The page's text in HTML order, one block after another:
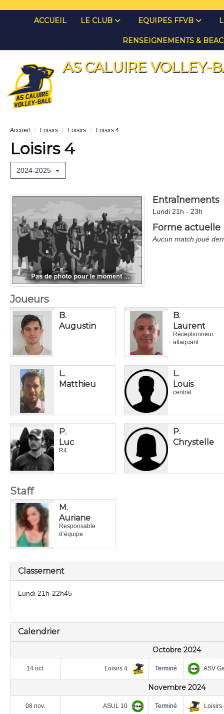
ACCUEIL LE CLUB EQUIPES FFVB
RENSEIGNEMENTS &
AS CALUIRE VOLLEY-
Accueil Loisirs Loisirs Loisirs 4
Loisirs 4
2024-2025
Entraînements
Lundi 21h - 23h
Forme actuelle
Aucun match joué
Joueurs
B.
Augustin
B.
Laurent
Réceptionneur
attaquant
L.
Matthieu
L.
Louis
central
P.
Luc
R4
P.
Chrystelle
Staff
M.
Auriane
Responsable
d’équipe
Classement
Lundi 21h-22h45
Calendrier
Octobre 2024
14 oct. Loisirs 4 Terminé ASV
Novembre 2024
08 nov. ASUL 10 Terminé Loisirs